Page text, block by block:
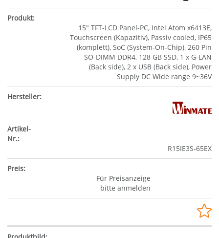
15" TFT-LCD Panel-PC, Intel Atom x6413E,
Touchscreen (Kapazitiv), Passiv cooled, IP65
(komplett), SoC (System-On-Chip), 260 Pin
SO-DIMM DDR4, 128 GB SSD, 1 x G-LAN
(Back side), 2 x USB (Back side), Power
Supply DC Wide range 9~36V
R15IE3S-65EX
Für Preisanzeige
bitte anmelden